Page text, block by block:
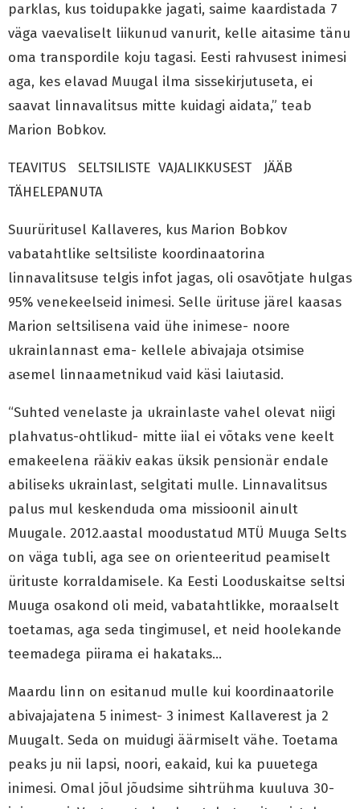
parklas, kus toidupakke jagati, saime kaardistada 7
väga vaevaliselt liikunud vanurit, kelle aitasime tänu
oma transpordile koju tagasi. Eesti rahvusest inimesi
aga, kes elavad Muugal ilma sissekirjutuseta, ei
saavat linnavalitsus mitte kuidagi aidata,” teab
Marion Bobkov.
TEAVITUS SELTSILISTE VAJALIKKUSEST JÄÄB
TÄHELEPANUTA
Suurüritusel Kallaveres, kus Marion Bobkov
vabatahtlike seltsiliste koordinaatorina
linnavalitsuse telgis infot jagas, oli osavõtjate hulgas
95% venekeelseid inimesi. Selle ürituse järel kaasas
Marion seltsilisena vaid ühe inimese- noore
ukrainlannast ema- kellele abivajaja otsimise
asemel linnaametnikud vaid käsi laiutasid.
“Suhted venelaste ja ukrainlaste vahel olevat niigi
plahvatus-ohtlikud- mitte iial ei võtaks vene keelt
emakeelena rääkiv eakas üksik pensionär endale
abiliseks ukrainlast, selgitati mulle. Linnavalitsus
palus mul keskenduda oma missioonil ainult
Muugale. 2012.aastal moodustatud MTÜ Muuga Selts
on väga tubli, aga see on orienteeritud peamiselt
ürituste korraldamisele. Ka Eesti Looduskaitse seltsi
Muuga osakond oli meid, vabatahtlikke, moraalselt
toetamas, aga seda tingimusel, et neid hoolekande
teemadega piirama ei hakataks…
Maardu linn on esitanud mulle kui koordinaatorile
abivajajatena 5 inimest- 3 inimest Kallaverest ja 2
Muugalt. Seda on muidugi äärmiselt vähe. Toetama
peaks ju nii lapsi, noori, eakaid, kui ka puuetega
inimesi. Omal jõul jõudsime sihtrühma kuuluva 30-